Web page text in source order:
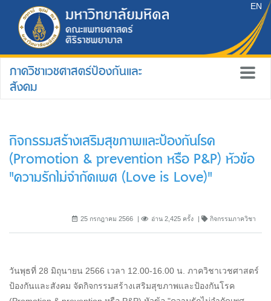
EN
ภาควิชาเวชศาสตร์ป้องกันและ
สังคม
กิจกรรมสร้างเสริมสุขภาพและป้องกันโรค
(Promotion & prevention หรือ P&P) หัวข้อ
"ความรักไม่จำกัดเพศ (Love is Love)"
25 กรกฎาคม 2566 อ่าน 2,425 ครั้ง กิจกรรมภาควิชา
วันพุธที่ 28 มิถุนายน 2566 เวลา 12.00-16.00 น. ภาควิชาเวชศาสตร์
ป้องกันและสังคม จัดกิจกรรมสร้างเสริมสุขภาพและป้องกันโรค